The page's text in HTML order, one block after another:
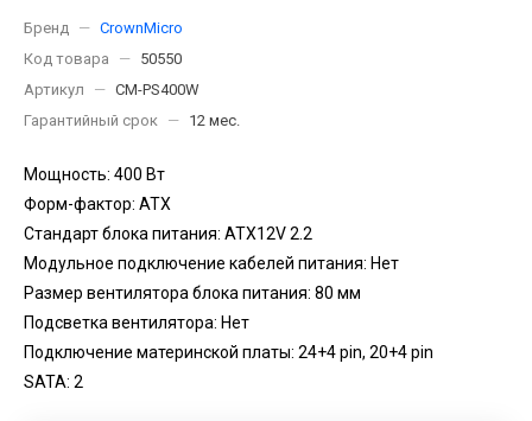
Бренд — CrownMicro
Код товара
— 50550
Артикул
— CM-PS400W
Гарантийный срок
— 12 мес.
Мощность: 400 Вт
Форм-фактор: ATX
Стандарт блока питания: ATX12V 2.2
Модульное подключение кабелей питания: Нет
Размер вентилятора блока питания: 80 мм
Подсветка вентилятора: Нет
Подключение материнской платы: 24+4 pin, 20+4 pin
SATA: 2